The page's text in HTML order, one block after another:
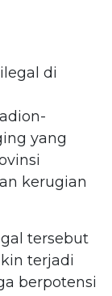
di
yang
kerugian
tersebut
terjadi
berpotensi